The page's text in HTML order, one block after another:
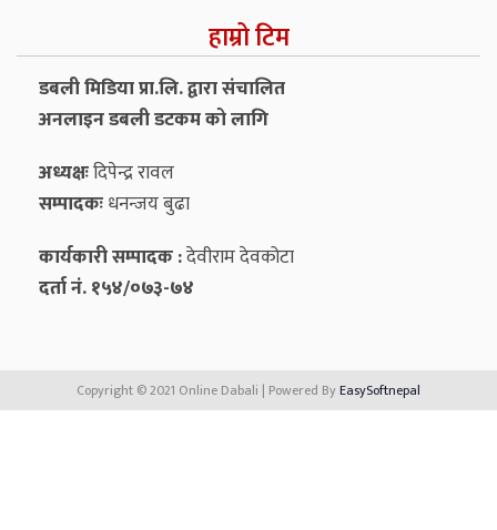
हाम्रो टिम
डबली मिडिया प्रा.लि. द्वारा संचालित
अनलाइन डबली डटकम को लागि
अध्यक्षःदिपेन्द्र रावल
सम्पादकःधनन्‍जय बुढा
कार्यकारी सम्पादक :देवीराम देवकोटा
दर्ता नं. १५४/०७३-७४
Copyright © 2021 Online Dabali | Powered ByEasySoftnepal